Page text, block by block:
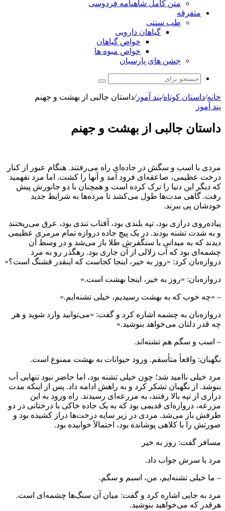
متن کامل شاهنامه فردوسی
متفرقه
طب سنتی
گیاهان دارویی
خواص گیاهان
خواص میوه ها
جشن های پارسیان
جستجو
برای
خانه/داستان کوتاه/پند آموز/داستان جالبی از بهشت و جهنم
پند آموز
داستان جالبی از بهشت و جهنم
مردی با اسب و سگش در جاده‌ای راه می‌رفتند. هنگام عبور از کنار
درخت عظیمی، صاعقه‌ای فرود آمد و آنها را کشت. اما مرد نفهمید
که دیگر این دنیا را ترک کرده است و همچنان با دو جانورش پیش
رفت. گاهی مدت‌ها طول می‌کشد تا مرده‌ها به شرایط جدید
خودشان پی ببرند.
پیاده‌روی درازی بود، تپه بلندی بود، آفتاب تندی بود، عرق می‌ریختند
و به شدت تشنه بودند. در یک پیچ جاده دروازه تمام مرمری عظیمی
دیدند که به میدانی با سنگفرش طلا باز می‌شد و در وسط آن
چشمه‌ای بود که آب زلالی از آن جاری بود. رهگذر رو به مرد
دروازه‌بان کرد: «روز به خیر، اینجا کجاست که اینقدر قشنگ است؟»
دروازه‌بان: «روز به خیر، اینجا بهشت است.»
– «چه خوب که به بهشت رسیدیم، خیلی تشنه‌ایم.»
دروازه‌بان به چشمه اشاره کرد و گفت: «می‌توانید وارد شوید و هر
چه قدر دلتان می‌خواهد بنوشید.»
– اسب و سگم هم تشنه‌اند.
نگهبان: واقعأ متأسفم. ورود حیوانات به بهشت ممنوع است.
مرد خیلی ناامید شد؛ چون خیلی تشنه بود، اما حاضر نبود تنهایی آب
بنوشد. از نگهبان تشکر کرد و به راهش ادامه داد. پس از اینکه مدت
درازی از تپه بالا رفتند، به مزرعه‌ای رسیدند. راه ورود به این
مزرعه، دروازه‌ای قدیمی بود که به یک جاده خاکی با درختانی در دو
طرفش باز می‌شد. مردی در زیر سایه درخت‌ها دراز کشیده بود و
صورتش را با کلاهی پوشانده بود، احتمالأ خوابیده بود.
مسافر گفت: روز به خیر
مرد با سرش جواب داد.
– ما خیلی تشنه‌ایم، من، اسبم و سگم.
مرد به جایی اشاره کرد و گفت: میان آن سنگ‌ها چشمه‌ای است.
هرقدر که می‌خواهید بنوشید.